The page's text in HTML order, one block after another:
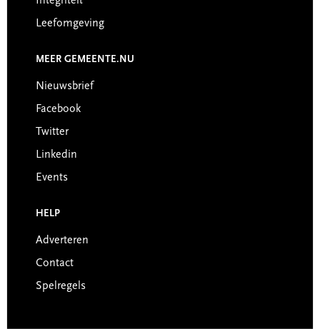
Leefomgeving
MEER GEMEENTE.NU
Nieuwsbrief
Facebook
Twitter
Linkedin
Events
HELP
Adverteren
Contact
Spelregels